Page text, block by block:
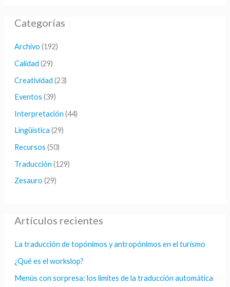
c
p
o
r
:
Categorías
Archivo (192)
Calidad (29)
Creatividad (23)
Eventos (39)
Interpretación (44)
Lingüística (29)
Recursos (50)
Traducción (129)
Zesauro (29)
Artículos recientes
La traducción de topónimos y antropónimos en el turismo
¿Qué es el workslop?
Menús con sorpresa: los límites de la traducción automática